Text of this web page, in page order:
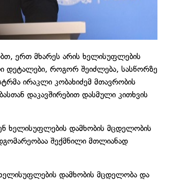
ერთ მხარეს არის ხელისუფლების
დეტალები, როგორ შეიძლება, სასწორზე
ირაკლი კობახიძემ მთავრობის
დაკავშირებით დასმული კითხვის
ხელისუფლების დამხობის მცდელობის
შექმნილი მთლიანად
დამხობის მცდელობა და